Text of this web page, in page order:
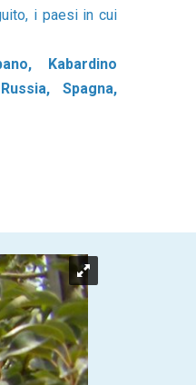
i paesi in cui
Kabardino
Spagna,